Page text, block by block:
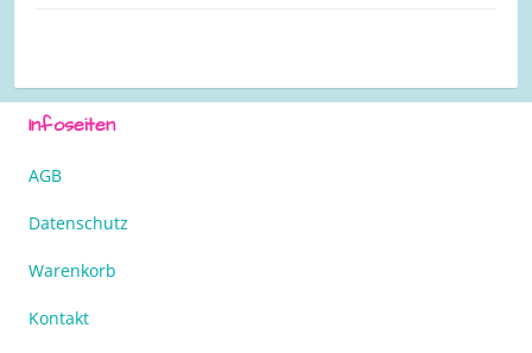
Infoseiten
AGB
Datenschutz
Warenkorb
Kontakt